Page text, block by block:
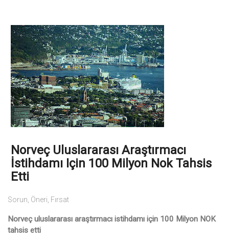
Norveç Uluslararası Araştırmacı
İstihdamı Için 100 Milyon Nok Tahsis
Etti
Sorun, Öneri, Fırsat
Norveç uluslararası araştırmacı istihdamı için 100 Milyon NOK
tahsis etti